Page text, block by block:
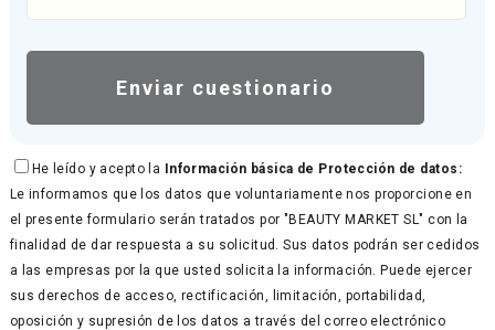
He leído y acepto la Información básica de Protección de datos:
Le informamos que los datos que voluntariamente nos proporcione en
el presente formulario serán tratados por "BEAUTY MARKET SL" con la
finalidad de dar respuesta a su solicitud. Sus datos podrán ser cedidos
a las empresas por la que usted solicita la información. Puede ejercer
sus derechos de acceso, rectificación, limitación, portabilidad,
oposición y supresión de los datos a través del correo electrónico